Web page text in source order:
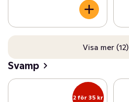
Visa mer (12)
Svamp
2 för 35 kr